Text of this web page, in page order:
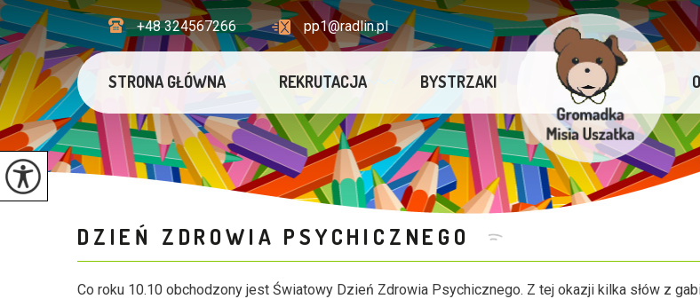
pp1@radlin.pl
+48 324567266
STRONA GŁÓWNA REKRUTACJA BYSTRZAKI
DZIEŃ ZDROWIA PSYCHICZNEGO
Co roku 10.10 obchodzony jest Światowy Dzień Zdrowia Psychicznego. Z tej okazji kilka słów z